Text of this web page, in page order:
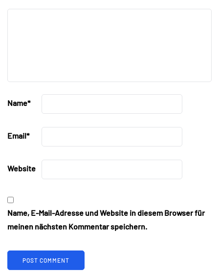
Name*
Email*
Website
Name, E-Mail-Adresse und Website in diesem Browser für
meinen nächsten Kommentar speichern.